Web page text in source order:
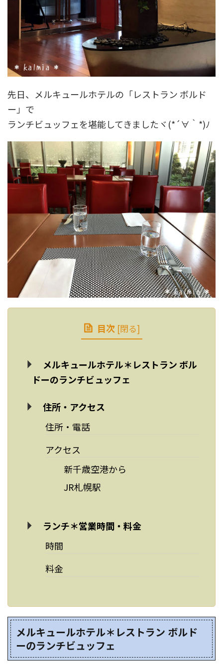
先日、メルキュールホテルの「レストラン ボルド
ー」で
ランチビュッフェを堪能してきましたヾ(*´∀｀*)ﾉ
目次 [閉る]
メルキュールホテル＊レストラン ボル
ドーのランチビュッフェ
住所・アクセス
住所・電話
アクセス
新千歳空港から
JR札幌駅
ランチ＊営業時間・料金
時間
料金
メルキュールホテル＊レストラン ボルド
ーのランチビュッフェ